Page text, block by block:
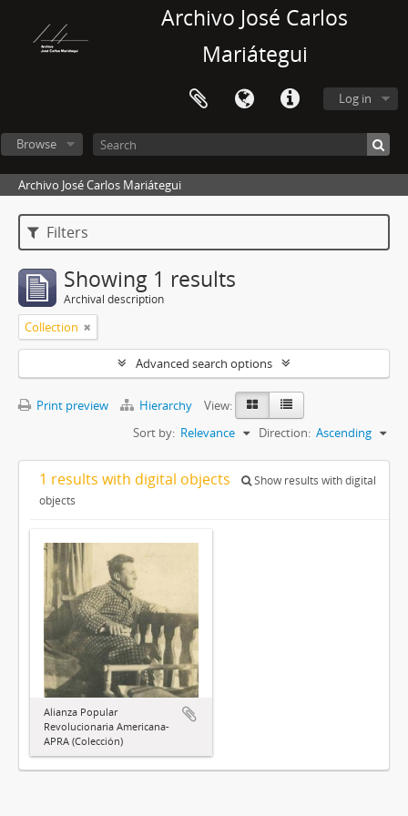
Archivo José Carlos
Mariátegui
Log in
Browse
Archivo José Carlos Mariátegui
Filters
Showing 1 results
Archival description
Collection
Advanced search options
Print preview Hierarchy
View:
Sort by: Relevance Direction: Ascending
1 results with digital objects
Show results with digital
objects
Alianza Popular
Revolucionaria Americana-
APRA (Colección)